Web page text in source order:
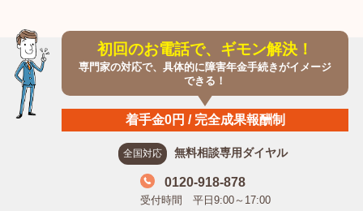
初回のお電話で、ギモン解決！
専門家の対応で、具体的に障害年金手続きがイメージ
できる！
着手金0円 / 完全成果報酬制
全国対応 無料相談専用ダイヤル
0120-918-878
受付時間 平日9:00～17:00